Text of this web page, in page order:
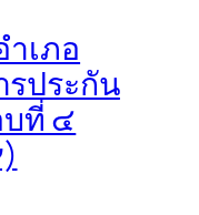
เภอ
ประกัน
ที่ ๔